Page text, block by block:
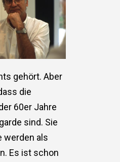
gehört. Aber
die
60er Jahre
sind. Sie
werden als
Es ist schon